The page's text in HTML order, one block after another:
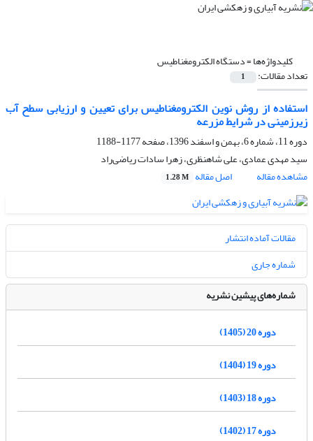
کلیدواژه‌ها =دستگاه الکترومغناطیس
تعداد مقالات: 1
استفاده از روش نوین الکترومغناطیس برای تعیین و ارزیابی سطح آب
زیرزمینی در شرایط مزرعه
دوره 11، شماره 6، بهمن و اسفند 1396، صفحه
1177-1188
سید مهدی عمادی، علی شاهنظری، زهرا سادات ریاضی‌راد
مشاهده مقاله
اصل مقاله 1.28 M
مقالات آماده انتشار
شماره جاری
شماره‌های پیشین نشریه
دوره 20 (1405)
دوره 19 (1404)
دوره 18 (1403)
دوره 17 (1402)